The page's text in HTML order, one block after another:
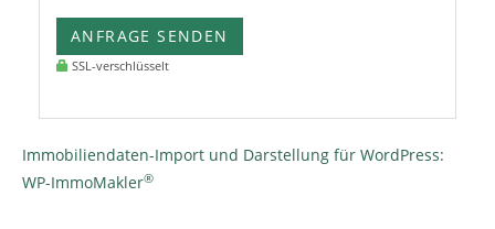
ANFRAGE SENDEN
SSL-verschlüsselt
Immobiliendaten-Import und Darstellung für WordPress:
WP-ImmoMakler®